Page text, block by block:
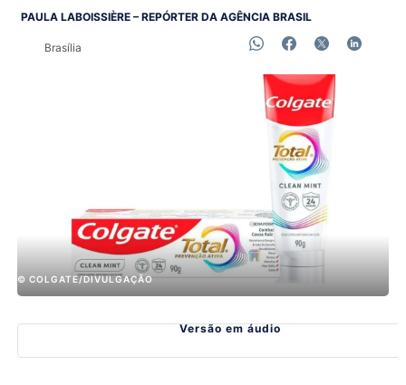
PAULA LABOISSIÈRE – REPÓRTER DA AGÊNCIA BRASIL
Brasília
© COLGATE/DIVULGAÇÃO
Versão em áudio